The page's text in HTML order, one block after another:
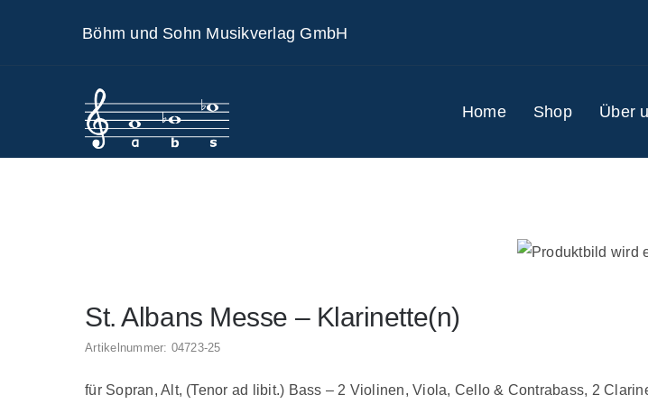
Böhm und Sohn Musikverlag GmbH
Home Shop Über
St. Albans Messe – Klarinette(n)
Artikelnummer: 04723-25
für Sopran, Alt, (Tenor ad libit.) Bass – 2 Violinen, Viola, Cello & Contrabass, 2